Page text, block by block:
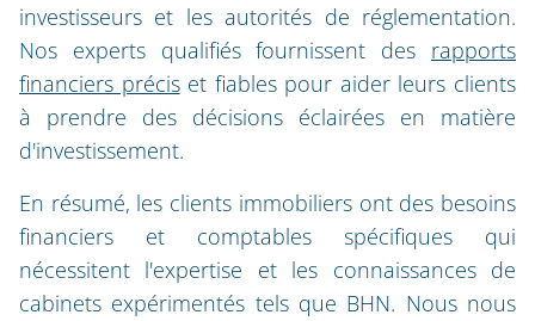
investisseurs et les autorités de réglementation.
Nos experts qualifiés fournissent des rapports
financiers préciset fiables pour aider leurs clients
à prendre des décisions éclairées en matière
d'investissement.
En résumé, les clients immobiliers ont des besoins
financiers et comptables spécifiques qui
nécessitent l'expertise et les connaissances de
cabinets expérimentés tels que BHN. Nous nous